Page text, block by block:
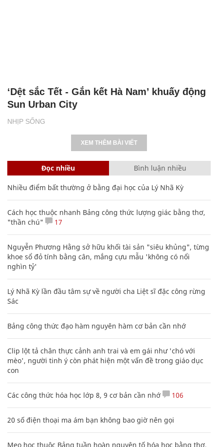
NHỊP SỐNG
‘Dệt sắc Tết - Gắn kết Hà Nam’ khuấy động
Sun Urban City
XEM THÊM BÀI VIẾT
Đọc nhiều Bình luận nhiều
Nhiều điểm bất thường ở bằng đại học của Lý Nhã Kỳ
Cách học thuộc nhanh Bảng công thức lượng giác bằng thơ,
"thần chú"
17
Nguyễn Phương Hằng sở hữu khối tài sản "siêu khủng", từng
khoe sổ đỏ tính bằng cân, mắng cựu mẫu 'không có nổi
nghìn tỷ'
Lý Nhã Kỳ lần đầu tâm sự về người cha Liệt sĩ đặc công rừng
Sác
Bảng công thức đạo hàm nguyên hàm cơ bản cần nhớ
Clip lột tả chân thực cảnh anh trai và em gái như 'chó với
mèo', người tinh ý còn phát hiện một vấn đề trong giáo dục
con
Các công thức hóa học lớp 8, 9 cơ bản cần nhớ 106
20 số điện thoại ma ám bạn không bao giờ nên gọi
Mẹo học thuộc Bảng tuần hoàn nguyên tố hóa học bằng thơ,